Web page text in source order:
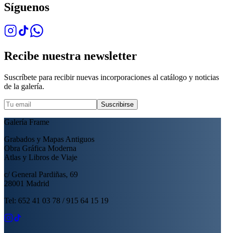
Síguenos
Recibe nuestra newsletter
Suscríbete para recibir nuevas incorporaciones al catálogo y noticias
de la galería.
Suscribirse
Galería Frame
Grabados y Mapas Antiguos
Obra Gráfica Moderna
Atlas y Libros de Viaje
c/ General Pardiñas, 69
28001 Madrid
Tel: 652 41 03 78 / 915 64 15 19